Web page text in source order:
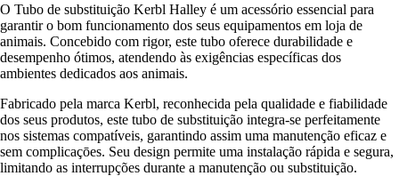
O Tubo de substituição Kerbl Halley é um acessório essencial para
garantir o bom funcionamento dos seus equipamentos em loja de
animais. Concebido com rigor, este tubo oferece durabilidade e
desempenho ótimos, atendendo às exigências específicas dos
ambientes dedicados aos animais.
Fabricado pela marca Kerbl, reconhecida pela qualidade e fiabilidade
dos seus produtos, este tubo de substituição integra-se perfeitamente
nos sistemas compatíveis, garantindo assim uma manutenção eficaz e
sem complicaçōes. Seu design permite uma instalação rápida e segura,
limitando as interrupções durante a manutenção ou substituição.